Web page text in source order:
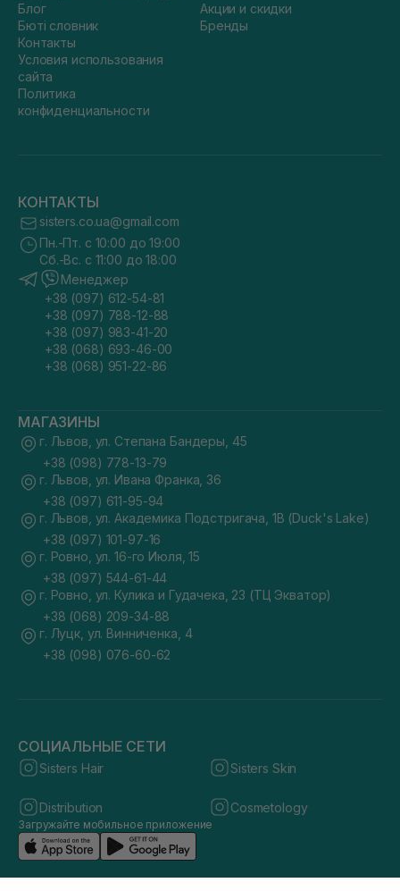
Блог
Бюті словник
Контакты
Условия использования
сайта
Политика
конфиденциальности
Акции и скидки
Бренды
КОНТАКТЫ
sisters.co.ua@gmail.com
Пн.-Пт. с 10:00 до 19:00
Сб.-Вс. с 11:00 до 18:00
Менеджер
+38 (097) 612-54-81
+38 (097) 788-12-88
+38 (097) 983-41-20
+38 (068) 693-46-00
+38 (068) 951-22-86
МАГАЗИНЫ
г. Львов, ул. Степана Бандеры, 45
+38 (098) 778-13-79
г. Львов, ул. Ивана Франка, 36
+38 (097) 611-95-94
г. Львов, ул. Академика Подстригача, 1В (Duck's Lake)
+38 (097) 101-97-16
г. Ровно, ул. 16-го Июля, 15
+38 (097) 544-61-44
г. Ровно, ул. Кулика и Гудачека, 23 (ТЦ Экватор)
+38 (068) 209-34-88
г. Луцк, ул. Винниченка, 4
+38 (098) 076-60-62
СОЦИАЛЬНЫЕ СЕТИ
Sisters Hair Sisters Skin
Distribution Cosmetology
Загружайте мобильное приложение